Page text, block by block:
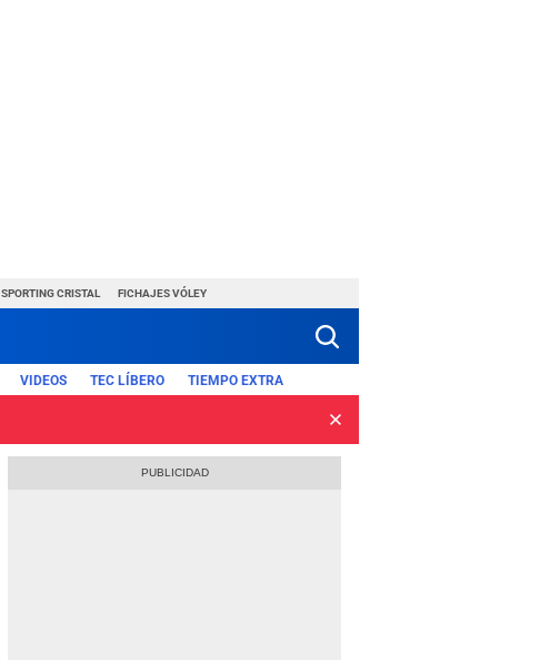
SPORTING CRISTAL FICHAJES VÓLEY
VIDEOS TEC LÍBERO TIEMPO EXTRA